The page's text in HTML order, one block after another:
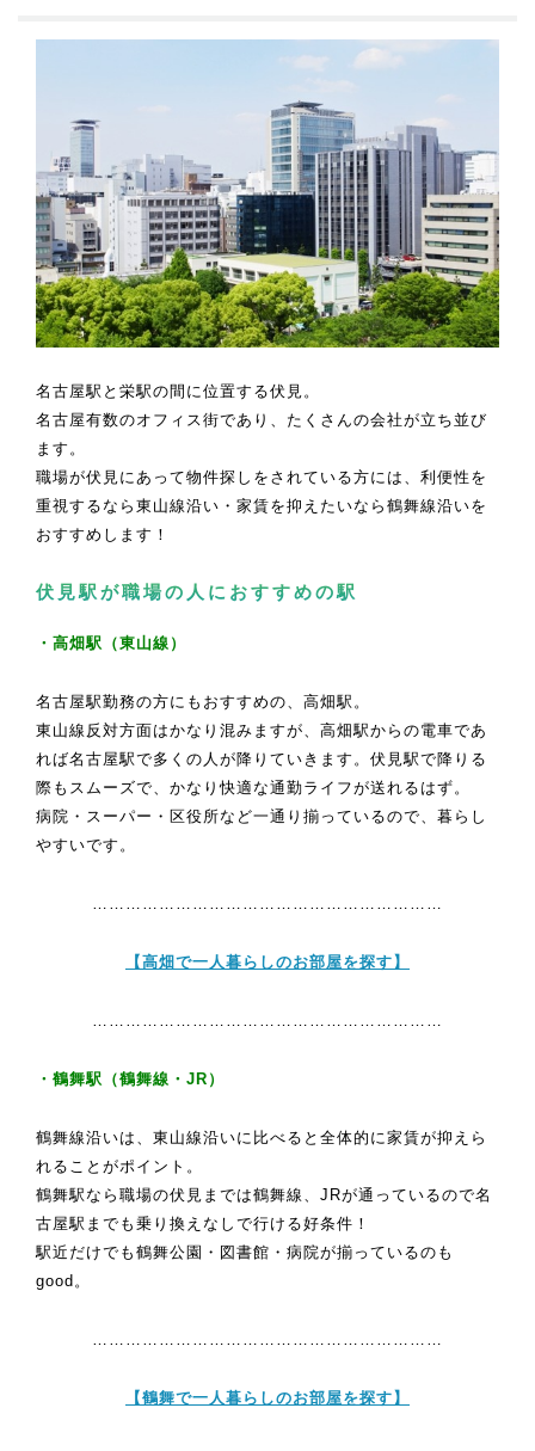
名古屋駅と栄駅の間に位置する伏見。
名古屋有数のオフィス街であり、たくさんの会社が立ち並び
ます。
職場が伏見にあって物件探しをされている方には、利便性を
重視するなら東山線沿い・家賃を抑えたいなら鶴舞線沿いを
おすすめします！
伏見駅が職場の人におすすめの駅
・高畑駅（東山線）
名古屋駅勤務の方にもおすすめの、高畑駅。
東山線反対方面はかなり混みますが、高畑駅からの電車であ
れば名古屋駅で多くの人が降りていきます。伏見駅で降りる
際もスムーズで、かなり快適な通勤ライフが送れるはず。
病院・スーパー・区役所など一通り揃っているので、暮らし
やすいです。
………………………………………………………
【高畑で一人暮らしのお部屋を探す】
………………………………………………………
・鶴舞駅（鶴舞線・JR）
鶴舞線沿いは、東山線沿いに比べると全体的に家賃が抑えら
れることがポイント。
鶴舞駅なら職場の伏見までは鶴舞線、JRが通っているので名
古屋駅までも乗り換えなしで行ける好条件！
駅近だけでも鶴舞公園・図書館・病院が揃っているのも
good。
………………………………………………………
【鶴舞で一人暮らしのお部屋を探す】